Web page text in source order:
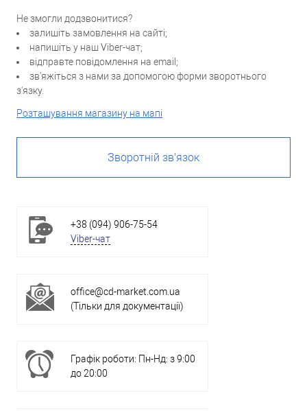
Не змогли додзвонитися?
залишіть замовлення на сайті;
напишіть у наш Viber-чат;
відправте повідомлення на email;
зв'яжіться з нами за допомогою форми зворотнього
з'язку.
Розташування магазину на мапі
Зворотній зв'язок
+38 (094) 906-75-54
Viber-чат
office@cd-market.com.ua
(Тільки для документації)
Графік роботи: Пн-Нд: з 9:00
до 20:00